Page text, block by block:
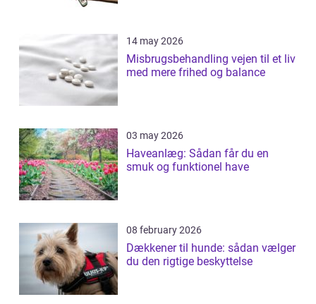
14 may 2026
Misbrugsbehandling vejen til et liv
med mere frihed og balance
03 may 2026
Haveanlæg: Sådan får du en
smuk og funktionel have
08 february 2026
Dækkener til hunde: sådan vælger
du den rigtige beskyttelse